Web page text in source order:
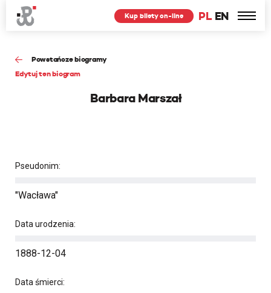
PL EN
Kup bilety on-line
Powstańcze biogramy
Edytuj ten biogram
Barbara Marszał
Pseudonim:
"Wacława"
Data urodzenia:
1888-12-04
Data śmierci: